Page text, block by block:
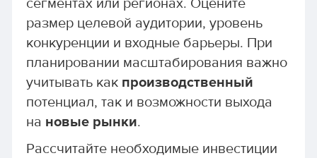
сегментах или регионах. Оцените
размер целевой аудитории, уровень
конкуренции и входные барьеры. При
планировании масштабирования важно
учитывать как производственный
потенциал, так и возможности выхода
на новые рынки.
Рассчитайте необходимые инвестиции